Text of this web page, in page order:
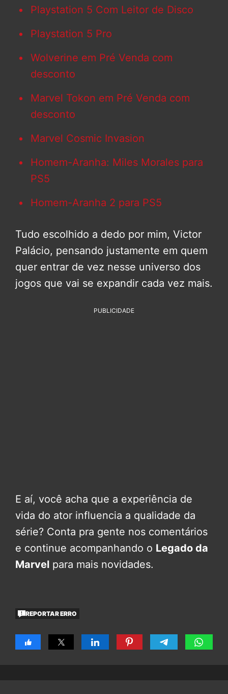
Playstation 5 Com Leitor de Disco
Playstation 5 Pro
Wolverine em Pré Venda com
desconto
Marvel Tokon em Pré Venda com
desconto
Marvel Cosmic Invasion
Homem-Aranha: Miles Morales para
PS5
Homem-Aranha 2 para PS5
Tudo escolhido a dedo por mim, Victor
Palácio, pensando justamente em quem
quer entrar de vez nesse universo dos
jogos que vai se expandir cada vez mais.
PUBLICIDADE
E aí, você acha que a experiência de
vida do ator influencia a qualidade da
série? Conta pra gente nos comentários
e continue acompanhando o Legado da
Marvel para mais novidades.
REPORTAR ERRO